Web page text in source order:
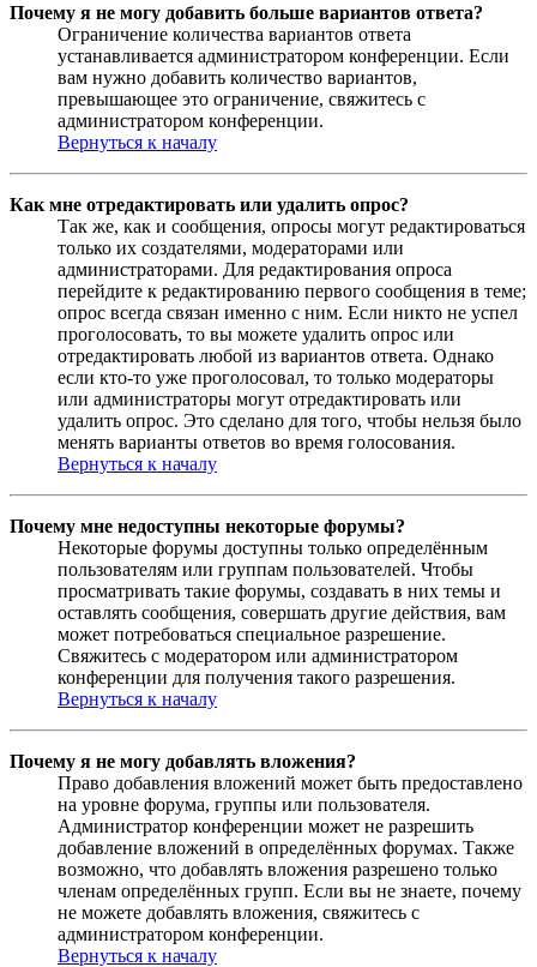
Почему я не могу добавить больше вариантов ответа?
Ограничение количества вариантов ответа
устанавливается администратором конференции. Если
вам нужно добавить количество вариантов,
превышающее это ограничение, свяжитесь с
администратором конференции.
Вернуться к началу
Как мне отредактировать или удалить опрос?
Так же, как и сообщения, опросы могут редактироваться
только их создателями, модераторами или
администраторами. Для редактирования опроса
перейдите к редактированию первого сообщения в теме;
опрос всегда связан именно с ним. Если никто не успел
проголосовать, то вы можете удалить опрос или
отредактировать любой из вариантов ответа. Однако
если кто-то уже проголосовал, то только модераторы
или администраторы могут отредактировать или
удалить опрос. Это сделано для того, чтобы нельзя было
менять варианты ответов во время голосования.
Вернуться к началу
Почему мне недоступны некоторые форумы?
Некоторые форумы доступны только определённым
пользователям или группам пользователей. Чтобы
просматривать такие форумы, создавать в них темы и
оставлять сообщения, совершать другие действия, вам
может потребоваться специальное разрешение.
Свяжитесь с модератором или администратором
конференции для получения такого разрешения.
Вернуться к началу
Почему я не могу добавлять вложения?
Право добавления вложений может быть предоставлено
на уровне форума, группы или пользователя.
Администратор конференции может не разрешить
добавление вложений в определённых форумах. Также
возможно, что добавлять вложения разрешено только
членам определённых групп. Если вы не знаете, почему
не можете добавлять вложения, свяжитесь с
администратором конференции.
Вернуться к началу